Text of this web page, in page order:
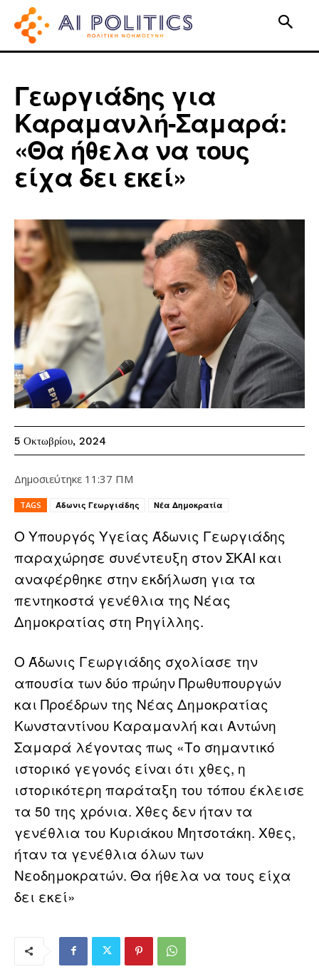
Γεωργιάδης για
Καραμανλή-Σαμαρά:
«Θα ήθελα να τους
είχα δει εκεί»
5 Οκτωβρίου, 2024
Δημοσιεύτηκε 11:37 ΠΜ
TAGS Άδωνις Γεωργιάδης Νέα Δημοκρατία
Ο Υπουργός Υγείας Άδωνις Γεωργιάδης
παραχώρησε συνέντευξη στον ΣΚΑΙ και
αναφέρθηκε στην εκδήλωση για τα
πεντηκοστά γενέθλια της Νέας
Δημοκρατίας στη Ρηγίλλης.
Ο Άδωνις Γεωργιάδης σχολίασε την
απουσία των δύο πρώην Πρωθυπουργών
και Προέδρων της Νέας Δημοκρατίας
Κωνσταντίνου Καραμανλή και Αντώνη
Σαμαρά λέγοντας πως «Το σημαντικό
ιστορικό γεγονός είναι ότι χθες, η
ιστορικότερη παράταξη του τόπου έκλεισε
τα 50 της χρόνια. Χθες δεν ήταν τα
γενέθλια του Κυριάκου Μητσοτάκη. Χθες,
ήταν τα γενέθλια όλων των
Νεοδημοκρατών. Θα ήθελα να τους είχα
δει εκεί»